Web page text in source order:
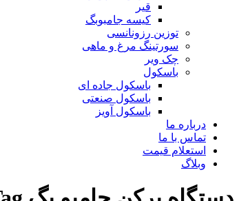
قیر
کیسه جامبوبگ
توزین رزونانسی
سورتینگ مرغ و ماهی
چک ویر
باسکول
باسکول جاده ای
باسکول صنعتی
باسکول آویز
درباره ما
تماس با ما
استعلام قیمت
وبلاگ